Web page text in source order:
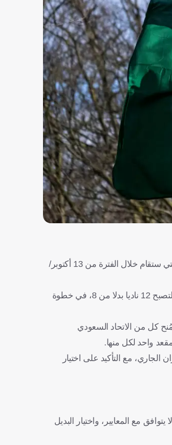
حدد اتحاد كأس الخليج العربي لكرة القدم موعد إجراء قرعة النسخة الثالثة من دوري أبطال الخليج للأندية، والتي ستقام خلال الفترة من 13 أكتوبر/
ووضع الاتحاد الخليجي يوم 9 سبتمبر/ أيلول المقبل موعدا للقرعة، فيما أقر زيادة عدد المشاركين في البطولة لتصبح 12 ناديا بدلا من 8، في خطوة
المقاعد استنادا إلى تصنيف الاتحاد الآسيوي للأندية لموسم 2026-2027، حيث مُنح كل من الاتحاد السعودي
واحد لكل منها.
الأعضاء لتسمية ممثليها في موعد أقصاه أسبوعان من 17 يونيو/ حزيران الجاري، مع التأكيد على اختيار
مع المعايير، واختيار البديل